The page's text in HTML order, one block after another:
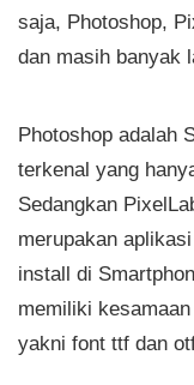
saja, Photoshop,
dan masih banyak
Photoshop adalah
terkenal yang
Sedangkan
merupakan
install di
memiliki
yakni font ttf dan